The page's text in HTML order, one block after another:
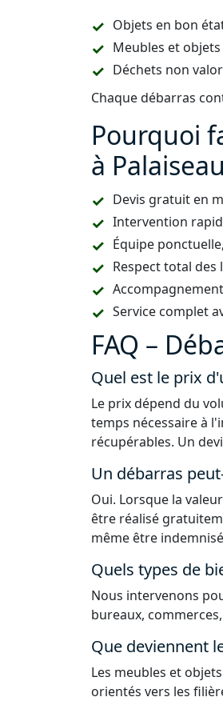
Objets en bon
Meubles et
Déchets non
Chaque débarras
Pourquoi
à
Devis gratuit en
Intervention
Équipe
Respect total
Service complet
FAQ –
Quel est le prix
Le prix dépend du
temps nécessaire à
récupérables. Un
Un débarras
Oui. Lorsque la
être réalisé
même être
Quels types de
Nous intervenons
bureaux,
Que deviennent
Les meubles et
orientés vers les